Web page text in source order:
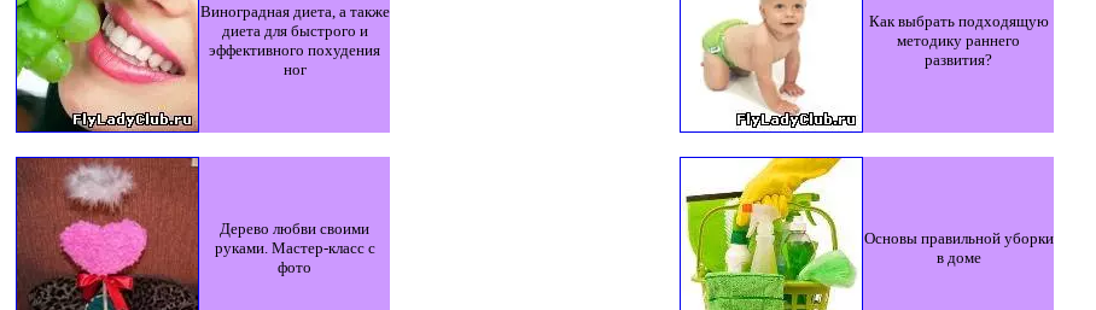
Виноградная диета, а также
диета для быстрого и
эффективного похудения
ног
Как выбрать подходящую
методику раннего
развития?
Дерево любви своими
руками. Мастер-класс с
фото
Основы правильной уборки
в доме